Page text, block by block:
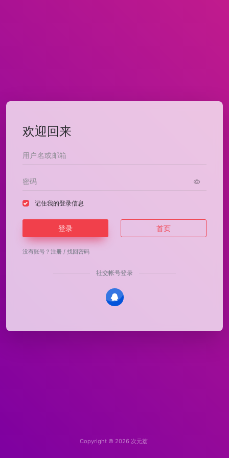
欢迎回来
记住我的登录信息
登录 首页
没有账号？ 注册 / 找回密码
社交帐号登录
Copyright © 2026 次元荔